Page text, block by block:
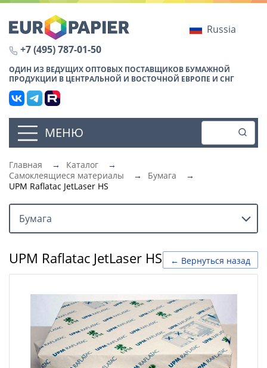
Russia
+7 (495) 787-01-50
ОДИН ИЗ ВЕДУЩИХ ОПТОВЫХ ПОСТАВЩИКОВ БУМАЖНОЙ
ПРОДУКЦИИ В ЦЕНТРАЛЬНОЙ И ВОСТОЧНОЙ ЕВРОПЕ И СНГ
МЕНЮ
Главная → Каталог
→
Самоклеящиеся материалы
→ Бумага
→
UPM Raflatac JetLaser HS
Бумага
← Вернуться назад
UPM Raflatac JetLaser HS